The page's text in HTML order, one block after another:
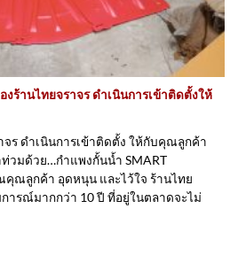
งร้านไทยจราจร ดำเนินการเข้าติดตั้ง​ให้
ร ดำเนินการเข้าติดตั้ง​ ให้กับคุณลูกค้า
วมด้วย…กำแพงกั้นน้ำ SMART
ณลูกค้า อุดหนุน และไว้ใจ ร้านไทย
ารณ์มากกว่า 10 ปี ที่อยู่ในตลาดจะไม่